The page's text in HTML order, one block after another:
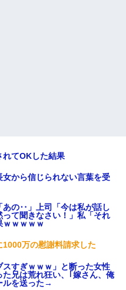
れてOKした結果
から信じられない言葉を受
あの‥」上司「今は私が話し
て聞きなさい！」私「それ
ｗｗｗｗ
万の慰謝料請求した
スすぎｗｗｗ」と断った女性
兄は荒れ狂い、｢嫁さん、俺
ルを送った→